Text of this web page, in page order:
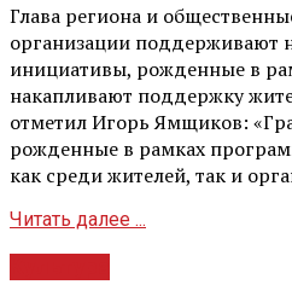
Глава региона и
организации поддерживают
инициативы, рожденные в
накапливают поддержку
отметил Игорь Ямщиков:
рожденные в рамках
как среди жителей, так и
Читать далее ...